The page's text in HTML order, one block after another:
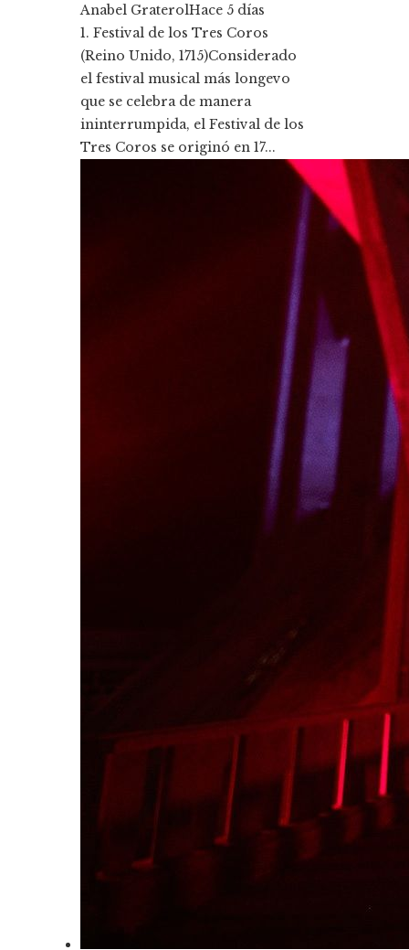
Anabel GraterolHace 5 días
1. Festival de los Tres Coros
(Reino Unido, 1715)Considerado
el festival musical más longevo
que se celebra de manera
ininterrumpida, el Festival de los
Tres Coros se originó en 17...